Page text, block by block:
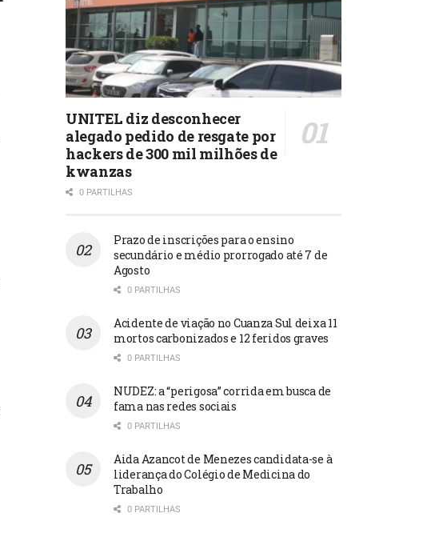
UNITEL diz desconhecer
alegado pedido de resgate por
hackers de 300 mil milhões de
kwanzas
0 PARTILHAS
Prazo de inscrições para o ensino
secundário e médio prorrogado até 7 de
Agosto
0 PARTILHAS
Acidente de viação no Cuanza Sul deixa 11
mortos carbonizados e 12 feridos graves
0 PARTILHAS
NUDEZ: a “perigosa” corrida em busca de
fama nas redes sociais
0 PARTILHAS
Aida Azancot de Menezes candidata-se à
liderança do Colégio de Medicina do
Trabalho
0 PARTILHAS